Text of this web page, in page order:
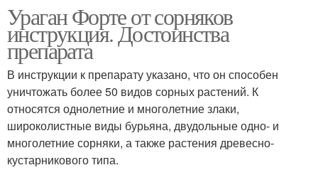
Ураган Форте от сорняков
инструкция. Достоинства
препарата
В инструкции к препарату указано, что он способен
уничтожать более 50 видов сорных растений. К
относятся однолетние и многолетние злаки,
широколистные виды бурьяна, двудольные одно- и
многолетние сорняки, а также растения древесно-
кустарникового типа.